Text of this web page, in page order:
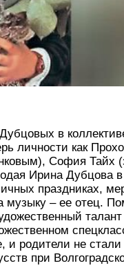
в
личности как
София Тайх
Ирина Дубцова
праздниках,
музыку – ее отец.
родители не стали
при